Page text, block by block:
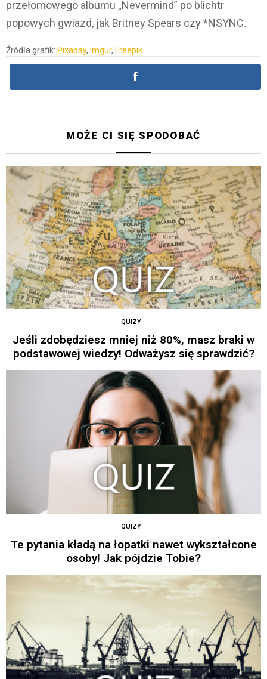
przełomowego albumu „Nevermind” po blichtr
popowych gwiazd, jak Britney Spears czy *NSYNC.
Źródła grafik: Pixabay, Imgur, Freepik
MOŻE CI SIĘ SPODOBAĆ
QUIZY
Jeśli zdobędziesz mniej niż 80%, masz braki w
podstawowej wiedzy! Odważysz się sprawdzić?
QUIZY
Te pytania kładą na łopatki nawet wykształcone
osoby! Jak pójdzie Tobie?